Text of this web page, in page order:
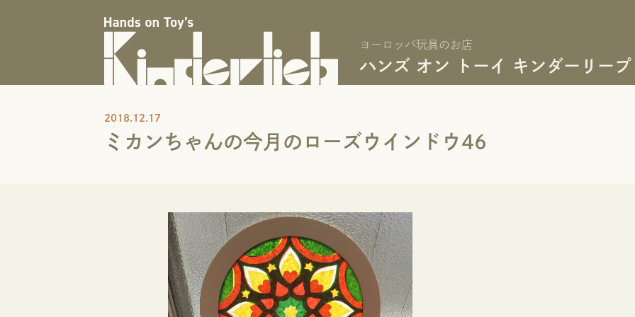
ヨーロッパ玩具のお店
ハンズ オン トーイ キンダーリープ
2018.12.17
ミカンちゃんの今月のローズウインドウ46